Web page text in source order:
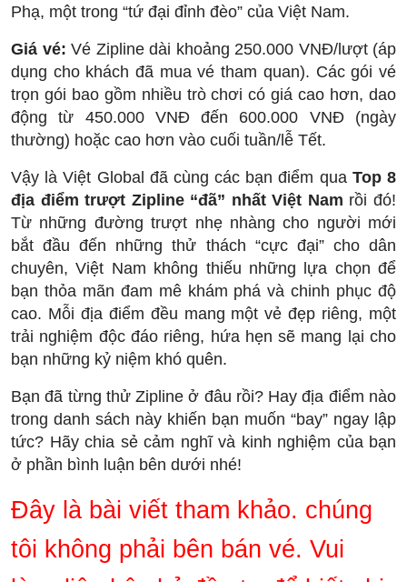
Phạ, một trong “tứ đại đỉnh đèo” của Việt Nam.
Giá vé: Vé Zipline dài khoảng 250.000 VNĐ/lượt (áp
dụng cho khách đã mua vé tham quan). Các gói vé
trọn gói bao gồm nhiều trò chơi có giá cao hơn, dao
động từ 450.000 VNĐ đến 600.000 VNĐ (ngày
thường) hoặc cao hơn vào cuối tuần/lễ Tết.
Vậy là Việt Global đã cùng các bạn điểm qua Top 8
địa điểm trượt Zipline “đã” nhất Việt Nam rồi đó!
Từ những đường trượt nhẹ nhàng cho người mới
bắt đầu đến những thử thách “cực đại” cho dân
chuyên, Việt Nam không thiếu những lựa chọn để
bạn thỏa mãn đam mê khám phá và chinh phục độ
cao. Mỗi địa điểm đều mang một vẻ đẹp riêng, một
trải nghiệm độc đáo riêng, hứa hẹn sẽ mang lại cho
bạn những kỷ niệm khó quên.
Bạn đã từng thử Zipline ở đâu rồi? Hay địa điểm nào
trong danh sách này khiến bạn muốn “bay” ngay lập
tức? Hãy chia sẻ cảm nghĩ và kinh nghiệm của bạn
ở phần bình luận bên dưới nhé!
Đây là bài viết tham khảo. chúng
tôi không phải bên bán vé. Vui